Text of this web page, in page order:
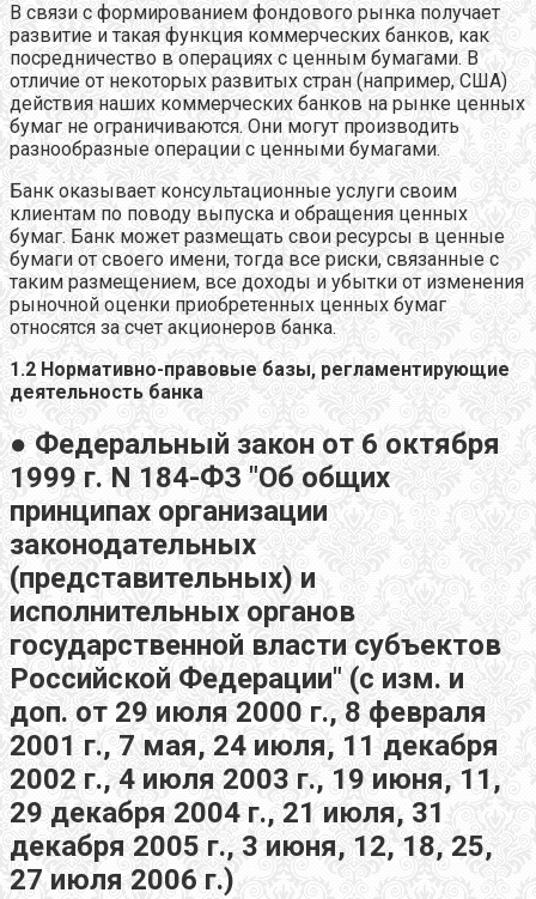
В связи с формированием фондового рынка получает
развитие и такая функция коммерческих банков, как
посредничество в операциях с ценным бумагами. В
отличие от некоторых развитых стран (например, США)
действия наших коммерческих банков на рынке ценных
бумаг не ограничиваются. Они могут производить
разнообразные операции с ценными бумагами.
Банк оказывает консультационные услуги своим
клиентам по поводу выпуска и обращения ценных
бумаг. Банк может размещать свои ресурсы в ценные
бумаги от своего имени, тогда все риски, связанные с
таким размещением, все доходы и убытки от изменения
рыночной оценки приобретенных ценных бумаг
относятся за счет акционеров банка.
1.2 Нормативно-правовые базы, регламентирующие
деятельность банка
● Федеральный закон от 6 октября
1999 г. N 184-ФЗ "Об общих
принципах организации
законодательных
(представительных) и
исполнительных органов
государственной власти субъектов
Российской Федерации" (с изм. и
доп. от 29 июля 2000 г., 8 февраля
2001 г., 7 мая, 24 июля, 11 декабря
2002 г., 4 июля 2003 г., 19 июня, 11,
29 декабря 2004 г., 21 июля, 31
декабря 2005 г., 3 июня, 12, 18, 25,
27 июля 2006 г.)